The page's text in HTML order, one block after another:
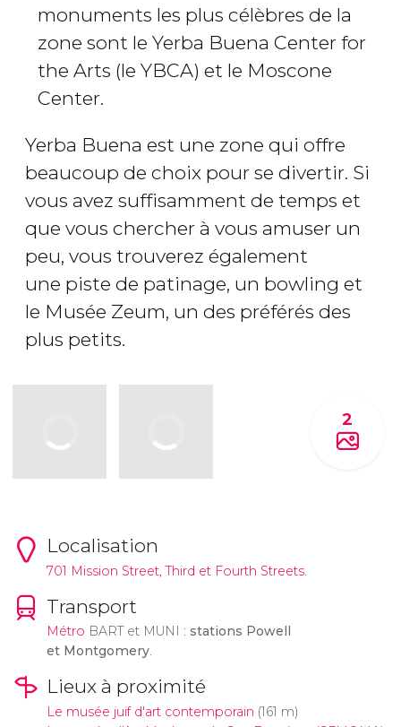
monuments les plus célèbres de la
zone sont le Yerba Buena Center for
the Arts (le YBCA) et le Moscone
Center.
Yerba Buena est une zone qui offre
beaucoup de choix pour se divertir. Si
vous avez suffisamment de temps et
que vous chercher à vous amuser un
peu, vous trouverez également
une piste de patinage, un bowling et
le Musée Zeum, un des préférés des
plus petits.
2
Localisation
701 Mission Street, Third et Fourth Streets.
Transport
Métro BART et MUNI : stations Powell
et Montgomery.
Lieux à proximité
Le musée juif d'art contemporain (161 m)